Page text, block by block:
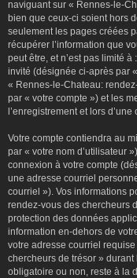
naviguant sur « Rennes-le-
bien que ceux-ci soient hors
seulement les pages créées
récupérer l’information que
peut être, et n’est pas limité
invité (désignée ci-après par
« Rennes-le-Chateau:
par « votre compte ») et les
l’enregistrement et lors
Votre compte contiendra au
par « votre nom d’utilisateur
connexion à votre compte
une adresse courriel
courriel »). Vos informations
rendez-vous des chercheurs
protection des données
information en-dehors de
votre adresse courriel
chercheurs de trésor » durant
obligatoire ou non, reste à la